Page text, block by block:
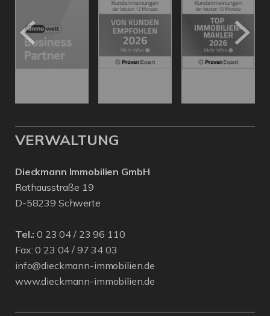
VERWALTUNG
Dieckmann Immobilien GmbH
Rathausstraße 19
D-58239 Schwerte
Tel.: 0 23 04 / 23 96 110
Fax: 0 23 04 / 97 34 03
info@dieckmann-immobilien.de
www.dieckmann-immobilien.de